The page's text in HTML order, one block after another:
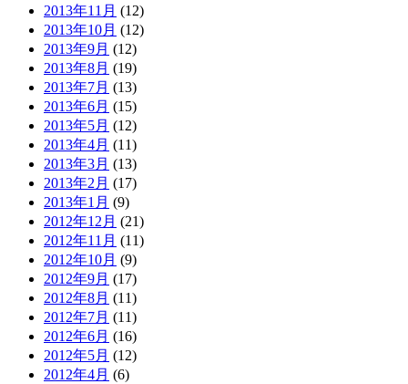
2013年11月 (12)
2013年10月 (12)
2013年9月 (12)
2013年8月 (19)
2013年7月 (13)
2013年6月 (15)
2013年5月 (12)
2013年4月 (11)
2013年3月 (13)
2013年2月 (17)
2013年1月 (9)
2012年12月 (21)
2012年11月 (11)
2012年10月 (9)
2012年9月 (17)
2012年8月 (11)
2012年7月 (11)
2012年6月 (16)
2012年5月 (12)
2012年4月 (6)